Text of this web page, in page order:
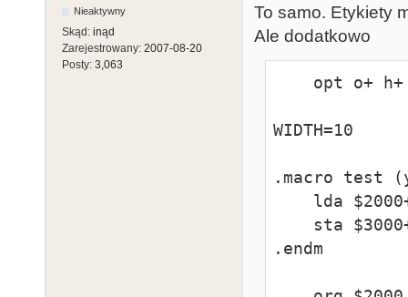
Nieaktywny
Skąd: inąd
Zarejestrowany: 2007-08-20
Posty: 3,063
To samo. Etykiety
Ale dodatkowo
WIDTH=10
.macro test
.endm